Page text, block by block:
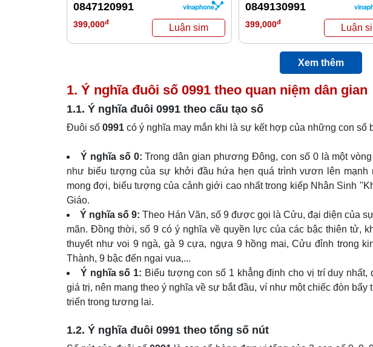
0847120991
399,000đ
0849130991
399,000đ
Xem thêm
1. Ý nghĩa đuôi số 0991 theo quan niệm dân gian
1.1. Ý nghĩa đuôi 0991 theo cấu tạo số
Đuôi số 0991 có ý nghĩa may mắn khi là sự kết hợp của những con số
Ý nghĩa số 0: Trong dân gian phương Đông, con số 0 là một
như biểu tượng của sự khởi đầu hứa hẹn quá trình vươn lên mạnh
mong đợi, biểu tượng của cảnh giới cao nhất trong kiếp Nhân Sinh
Giáo.
Ý nghĩa số 9: Theo Hán Văn, số 9 được gọi là Cửu, đại diện của
mãn. Đồng thời, số 9 có ý nghĩa về quyền lực của các bậc thiên tử,
thuyết như voi 9 ngà, gà 9 cựa, ngựa 9 hồng mai, Cửu đỉnh trong
Thành, 9 bậc đến ngai vua,...
Ý nghĩa số 1: Biểu tượng con số 1 khẳng định cho vị trí duy
giá trị, nên mang theo ý nghĩa về sự bắt đầu, ví như một chiếc đòn
triển trong tương lai.
1.2. Ý nghĩa đuôi 0991 theo tổng số nút